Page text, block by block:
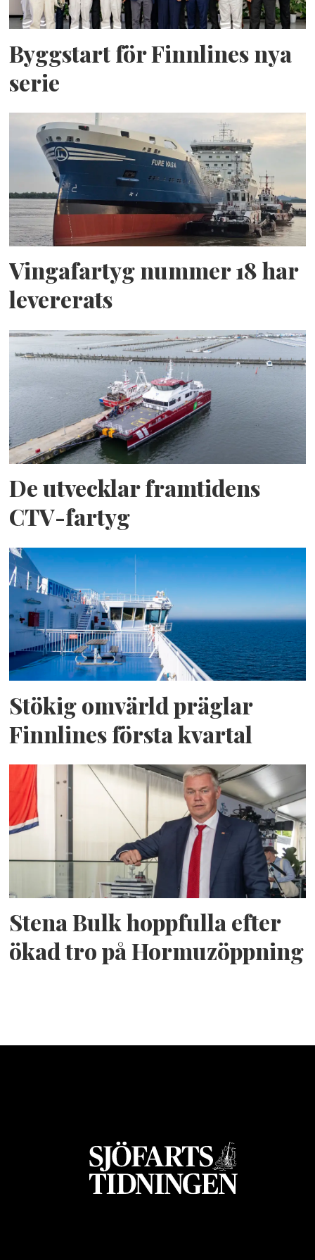
Byggstart för Finnlines nya
serie
Vingafartyg nummer 18 har
levererats
De utvecklar framtidens
CTV-fartyg
Stökig omvärld präglar
Finnlines första kvartal
Stena Bulk hoppfulla efter
ökad tro på Hormuzöppning